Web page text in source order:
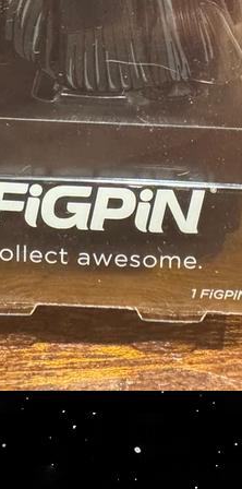
Mint Action Figures,
- Jada Toys -